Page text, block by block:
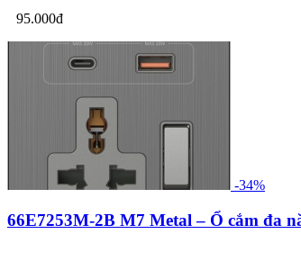
95.000đ
-34%
66E7253M-2B M7 Metal – Ổ cắm đa